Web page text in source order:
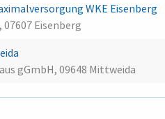
WKE Eisenberg
Eisenberg
gGmbH, 09648 Mittweida